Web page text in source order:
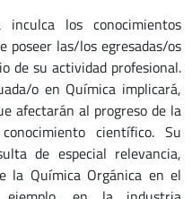
los conocimientos
poseer las/los egresadas/os
de su actividad profesional.
o en Química implicará,
afectarán al progreso de la
científico. Su
de especial relevancia,
la Química Orgánica en el